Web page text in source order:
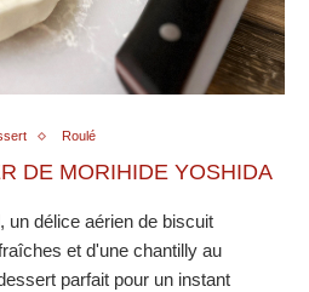
Roulé
DE MORIHIDE YOSHIDA
un délice aérien de biscuit
et d'une chantilly au
parfait pour un instant